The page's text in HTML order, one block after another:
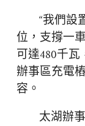
“我們設
位，支撐一
可達480千
辦事區充電
容。
太湖辦